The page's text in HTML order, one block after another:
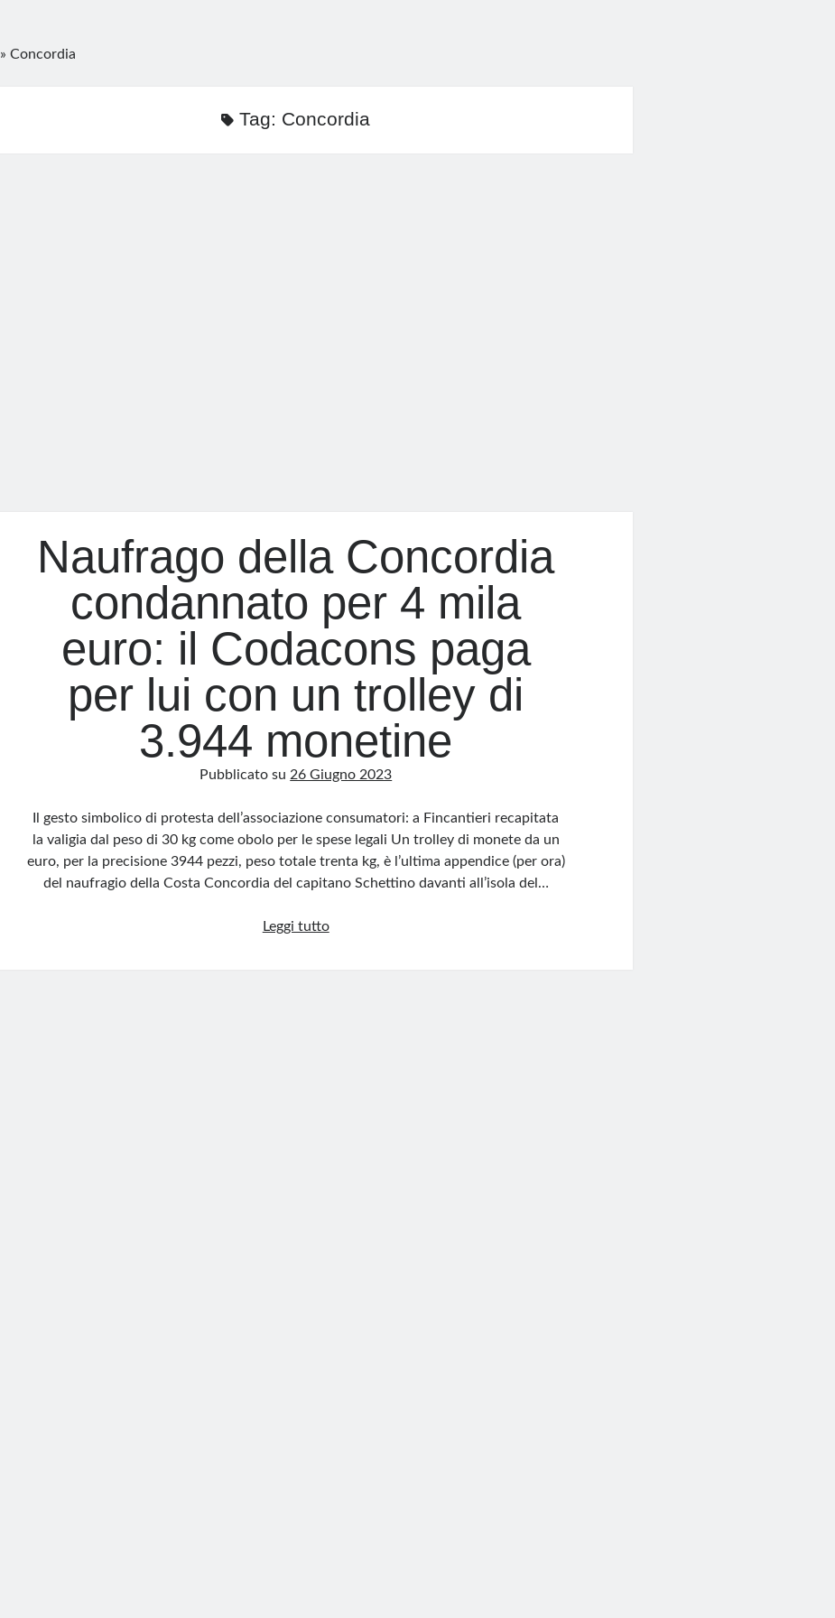
»Concordia
Tag: Concordia
Naufrago della Concordia
condannato per 4 mila
euro: il Codacons paga
per lui con un trolley di
3.944 monetine
Pubblicato su26 Giugno 2023
Il gesto simbolico di protesta dell’associazione consumatori: a Fincantieri recapitata
la valigia dal peso di 30 kg come obolo per le spese legali Un trolley di monete da un
euro, per la precisione 3944 pezzi, peso totale trenta kg, è l’ultima appendice (per ora)
del naufragio della Costa Concordia del capitano Schettino davanti all’isola del…
Leggi tuttoNaufrago